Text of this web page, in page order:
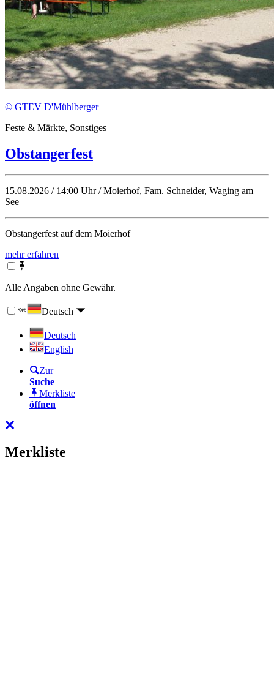
© GTEV D'Mühlberger
Feste & Märkte, Sonstiges
Obstangerfest
15.08.2026 / 14:00 Uhr / Moierhof, Fam. Schneider, Waging am
See
Obstangerfest auf dem Moierhof
mehr erfahren
Alle Angaben ohne Gewähr.
Deutsch
Deutsch
English
Zur
Suche
Merkliste
öffnen
Merkliste